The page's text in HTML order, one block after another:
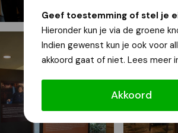
Geef toestemming of stel je
Hieronder kun je via de groene
Indien gewenst kun je ook voor
akkoord gaat of niet. Lees meer
Akkoord